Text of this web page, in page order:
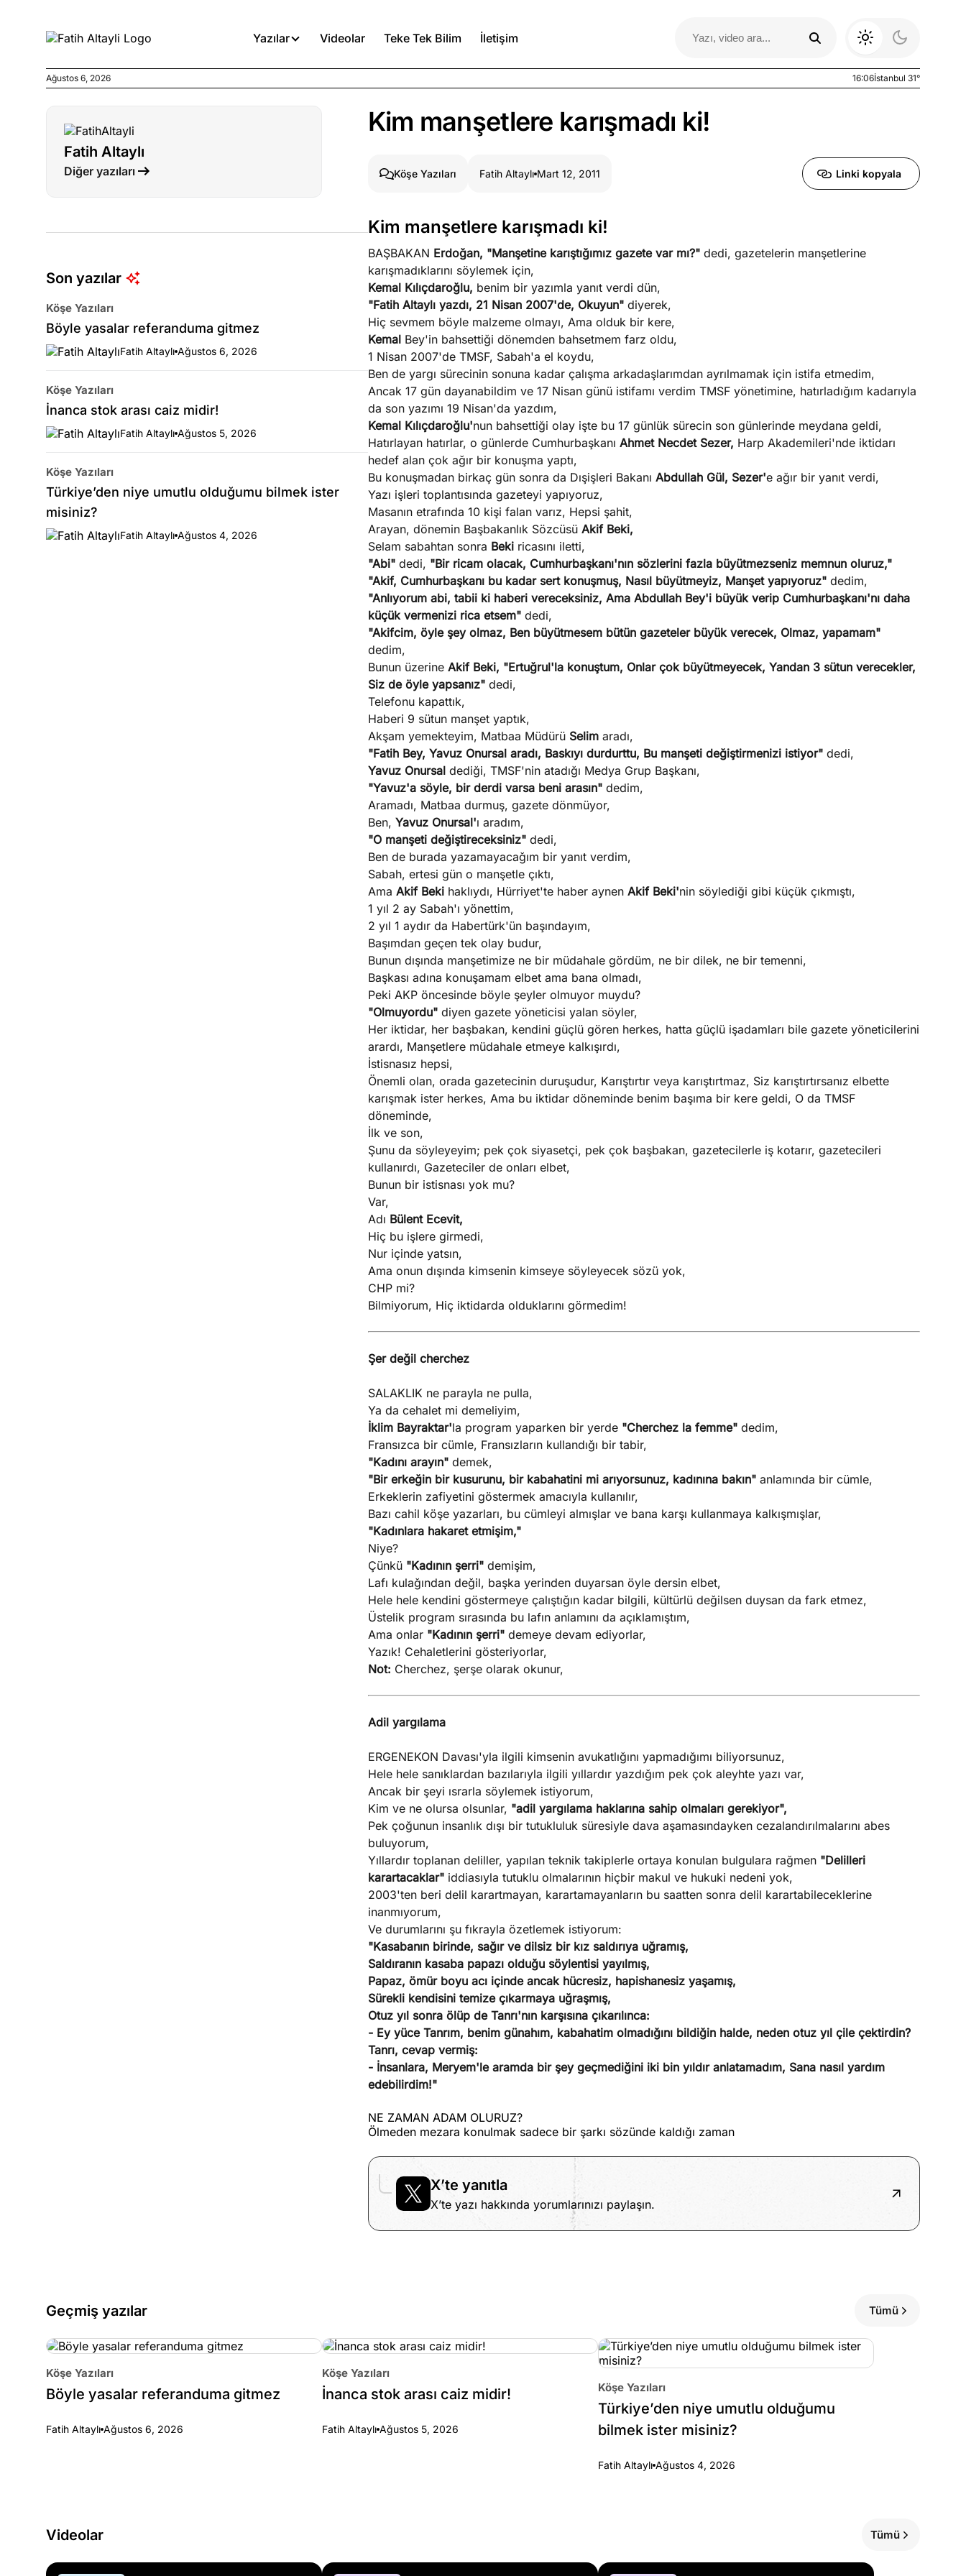
Yazılar Videolar Teke Tek Bilim İletişim
Ağustos 6, 2026
Ağustos 4, 2026
Türkiye’den niye umutlu olduğumu bilmek
Köşe Yazıları Spor Yazıları Otomobil Yazıları
Ağustos 6, 2026 16:06İstanbul 31°
Fatih Altaylı
Diğer yazıları
Son yazılar
Köşe Yazıları
Böyle yasalar referanduma gitmez
Fatih Altaylı Ağustos 6, 2026
Köşe Yazıları
İnanca stok arası caiz midir!
Fatih Altaylı Ağustos 5, 2026
Köşe Yazıları
Türkiye’den niye umutlu olduğumu bilmek ister
misiniz?
Fatih Altaylı Ağustos 4, 2026
Kim manşetlere karışmadı ki!
Köşe Yazıları Fatih Altaylı Mart 12, 2011 Linki kopyala
Kim manşetlere karışmadı ki!
BAŞBAKAN Erdoğan, "Manşetine karıştığımız gazete var mı?" dedi, gazetelerin manşetlerine
karışmadıklarını söylemek için,
Kemal Kılıçdaroğlu, benim bir yazımla yanıt verdi dün,
"Fatih Altaylı yazdı, 21 Nisan 2007'de, Okuyun" diyerek,
Hiç sevmem böyle malzeme olmayı, Ama olduk bir kere,
Kemal Bey'in bahsettiği dönemden bahsetmem farz oldu,
1 Nisan 2007'de TMSF, Sabah'a el koydu,
Ben de yargı sürecinin sonuna kadar çalışma arkadaşlarımdan ayrılmamak için istifa etmedim,
Ancak 17 gün dayanabildim ve 17 Nisan günü istifamı verdim TMSF yönetimine, hatırladığım kadarıyla
da son yazımı 19 Nisan'da yazdım,
Kemal Kılıçdaroğlu'nun bahsettiği olay işte bu 17 günlük sürecin son günlerinde meydana geldi,
Hatırlayan hatırlar, o günlerde Cumhurbaşkanı Ahmet Necdet Sezer, Harp Akademileri'nde iktidarı
hedef alan çok ağır bir konuşma yaptı,
Bu konuşmadan birkaç gün sonra da Dışişleri Bakanı Abdullah Gül, Sezer'e ağır bir yanıt verdi,
Yazı işleri toplantısında gazeteyi yapıyoruz,
Masanın etrafında 10 kişi falan varız, Hepsi şahit,
Arayan, dönemin Başbakanlık Sözcüsü Akif Beki,
Selam sabahtan sonra Beki ricasını iletti,
"Abi" dedi, "Bir ricam olacak, Cumhurbaşkanı'nın sözlerini fazla büyütmezseniz memnun oluruz,"
"Akif, Cumhurbaşkanı bu kadar sert konuşmuş, Nasıl büyütmeyiz, Manşet yapıyoruz" dedim,
"Anlıyorum abi, tabii ki haberi vereceksiniz, Ama Abdullah Bey'i büyük verip Cumhurbaşkanı'nı daha
küçük vermenizi rica etsem" dedi,
"Akifcim, öyle şey olmaz, Ben büyütmesem bütün gazeteler büyük verecek, Olmaz, yapamam"
dedim,
Bunun üzerine Akif Beki, "Ertuğrul'la konuştum, Onlar çok büyütmeyecek, Yandan 3 sütun verecekler,
Siz de öyle yapsanız" dedi,
Telefonu kapattık,
Haberi 9 sütun manşet yaptık,
Akşam yemekteyim, Matbaa Müdürü Selim aradı,
"Fatih Bey, Yavuz Onursal aradı, Baskıyı durdurttu, Bu manşeti değiştirmenizi istiyor" dedi,
Yavuz Onursal dediği, TMSF'nin atadığı Medya Grup Başkanı,
"Yavuz'a söyle, bir derdi varsa beni arasın" dedim,
Aramadı, Matbaa durmuş, gazete dönmüyor,
Ben, Yavuz Onursal'ı aradım,
"O manşeti değiştireceksiniz" dedi,
Ben de burada yazamayacağım bir yanıt verdim,
Sabah, ertesi gün o manşetle çıktı,
Ama Akif Beki haklıydı, Hürriyet'te haber aynen Akif Beki'nin söylediği gibi küçük çıkmıştı,
1 yıl 2 ay Sabah'ı yönettim,
2 yıl 1 aydır da Habertürk'ün başındayım,
Başımdan geçen tek olay budur,
Bunun dışında manşetimize ne bir müdahale gördüm, ne bir dilek, ne bir temenni,
Başkası adına konuşamam elbet ama bana olmadı,
Peki AKP öncesinde böyle şeyler olmuyor muydu?
"Olmuyordu" diyen gazete yöneticisi yalan söyler,
Her iktidar, her başbakan, kendini güçlü gören herkes, hatta güçlü işadamları bile gazete yöneticilerini
arardı, Manşetlere müdahale etmeye kalkışırdı,
İstisnasız hepsi,
Önemli olan, orada gazetecinin duruşudur, Karıştırtır veya karıştırtmaz, Siz karıştırtırsanız elbette
karışmak ister herkes, Ama bu iktidar döneminde benim başıma bir kere geldi, O da TMSF
döneminde,
İlk ve son,
Şunu da söyleyeyim; pek çok siyasetçi, pek çok başbakan, gazetecilerle iş kotarır, gazetecileri
kullanırdı, Gazeteciler de onları elbet,
Bunun bir istisnası yok mu?
Var,
Adı Bülent Ecevit,
Hiç bu işlere girmedi,
Nur içinde yatsın,
Ama onun dışında kimsenin kimseye söyleyecek sözü yok,
CHP mi?
Bilmiyorum, Hiç iktidarda olduklarını görmedim!
Şer değil cherchez
SALAKLIK ne parayla ne pulla,
Ya da cehalet mi demeliyim,
İklim Bayraktar'la program yaparken bir yerde "Cherchez la femme" dedim,
Fransızca bir cümle, Fransızların kullandığı bir tabir,
"Kadını arayın" demek,
"Bir erkeğin bir kusurunu, bir kabahatini mi arıyorsunuz, kadınına bakın" anlamında bir cümle,
Erkeklerin zafiyetini göstermek amacıyla kullanılır,
Bazı cahil köşe yazarları, bu cümleyi almışlar ve bana karşı kullanmaya kalkışmışlar,
"Kadınlara hakaret etmişim,"
Niye?
Çünkü "Kadının şerri" demişim,
Lafı kulağından değil, başka yerinden duyarsan öyle dersin elbet,
Hele hele kendini göstermeye çalıştığın kadar bilgili, kültürlü değilsen duysan da fark etmez,
Üstelik program sırasında bu lafın anlamını da açıklamıştım,
Ama onlar "Kadının şerri" demeye devam ediyorlar,
Yazık! Cehaletlerini gösteriyorlar,
Not: Cherchez, şerşe olarak okunur,
Adil yargılama
ERGENEKON Davası'yla ilgili kimsenin avukatlığını yapmadığımı biliyorsunuz,
Hele hele sanıklardan bazılarıyla ilgili yıllardır yazdığım pek çok aleyhte yazı var,
Ancak bir şeyi ısrarla söylemek istiyorum,
Kim ve ne olursa olsunlar, "adil yargılama haklarına sahip olmaları gerekiyor",
Pek çoğunun insanlık dışı bir tutukluluk süresiyle dava aşamasındayken cezalandırılmalarını abes
buluyorum,
Yıllardır toplanan deliller, yapılan teknik takiplerle ortaya konulan bulgulara rağmen "Delilleri
karartacaklar" iddiasıyla tutuklu olmalarının hiçbir makul ve hukuki nedeni yok,
2003'ten beri delil karartmayan, karartamayanların bu saatten sonra delil karartabileceklerine
inanmıyorum,
Ve durumlarını şu fıkrayla özetlemek istiyorum:
"Kasabanın birinde, sağır ve dilsiz bir kız saldırıya uğramış,
Saldıranın kasaba papazı olduğu söylentisi yayılmış,
Papaz, ömür boyu acı içinde ancak hücresiz, hapishanesiz yaşamış,
Sürekli kendisini temize çıkarmaya uğraşmış,
Otuz yıl sonra ölüp de Tanrı'nın karşısına çıkarılınca:
- Ey yüce Tanrım, benim günahım, kabahatim olmadığını bildiğin halde, neden otuz yıl çile çektirdin?
Tanrı, cevap vermiş:
- İnsanlara, Meryem'le aramda bir şey geçmediğini iki bin yıldır anlatamadım, Sana nasıl yardım
edebilirdim!"
NE ZAMAN ADAM OLURUZ?
Ölmeden mezara konulmak sadece bir şarkı sözünde kaldığı zaman
X’te yanıtla
X’te yazı hakkında yorumlarınızı paylaşın.
Geçmiş yazılar Tümü
Köşe Yazıları
Böyle yasalar referanduma gitmez
Fatih Altaylı Ağustos 6, 2026
Köşe Yazıları
İnanca stok arası caiz midir!
Fatih Altaylı Ağustos 5, 2026
Köşe Yazıları
Türkiye’den niye umutlu olduğumu
bilmek ister misiniz?
Fatih Altaylı Ağustos 4, 2026
Videolar Tümü